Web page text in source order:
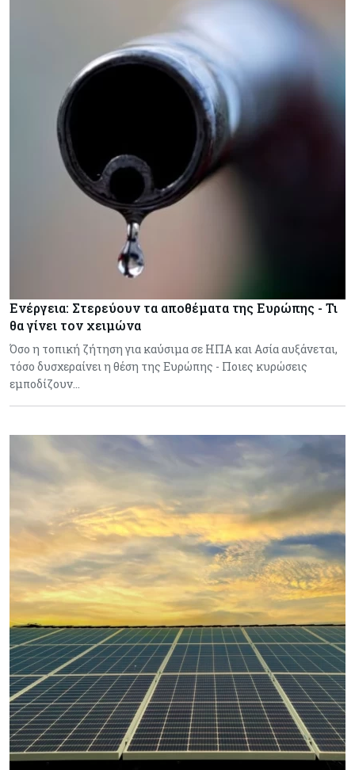
Ενέργεια: Στερεύουν τα αποθέματα της Ευρώπης - Τι
θα γίνει τον χειμώνα
Όσο η τοπική ζήτηση για καύσιμα σε ΗΠΑ και Ασία αυξάνεται,
τόσο δυσχεραίνει η θέση της Ευρώπης - Ποιες κυρώσεις
εμποδίζουν…